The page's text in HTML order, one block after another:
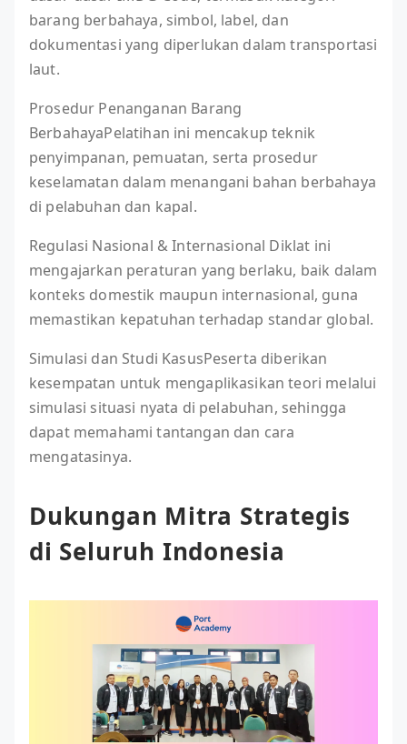
barang berbahaya, simbol, label, dan
dokumentasi yang diperlukan dalam transportasi
laut.
Prosedur Penanganan Barang
BerbahayaPelatihan ini mencakup teknik
penyimpanan, pemuatan, serta prosedur
keselamatan dalam menangani bahan berbahaya
di pelabuhan dan kapal.
Regulasi Nasional & Internasional Diklat ini
mengajarkan peraturan yang berlaku, baik dalam
konteks domestik maupun internasional, guna
memastikan kepatuhan terhadap standar global.
Simulasi dan Studi KasusPeserta diberikan
kesempatan untuk mengaplikasikan teori melalui
simulasi situasi nyata di pelabuhan, sehingga
dapat memahami tantangan dan cara
mengatasinya.
Dukungan Mitra Strategis
di Seluruh Indonesia